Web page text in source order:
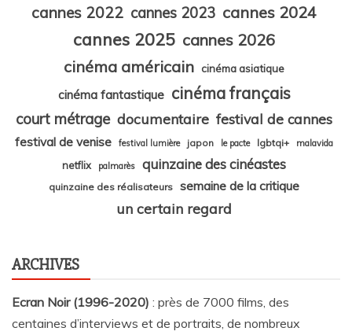
cannes 2022 cannes 2023 cannes 2024
cannes 2025 cannes 2026
cinéma américain
cinéma asiatique
cinéma fantastique cinéma français
court métrage documentaire festival de cannes
festival de venise festival lumière japon le pacte lgbtqi+ malavida
netflix palmarès quinzaine des cinéastes
quinzaine des réalisateurs semaine de la critique
un certain regard
ARCHIVES
Ecran Noir (1996-2020) : près de 7000 films, des
centaines d’interviews et de portraits, de nombreux